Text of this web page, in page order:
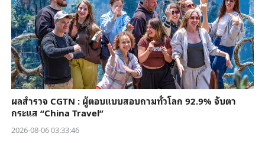
ผลสำรวจ CGTN : ผู้ตอบแบบสอบถามทั่วโลก 92.9% จับตา
กระแส “China Travel”
2026-08-06 03:33:46